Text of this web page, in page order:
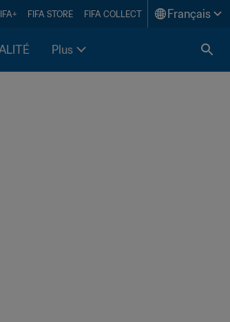
FIFA STORE FIFA COLLECT Français
Plus